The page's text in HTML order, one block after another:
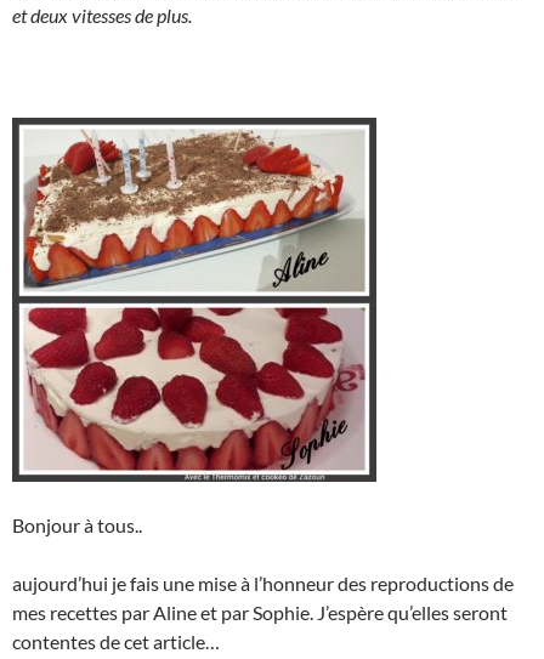
et deux vitesses de plus.
Bonjour à tous..
aujourd’hui je fais une mise à l’honneur des reproductions de
mes recettes par Aline et par Sophie. J’espère qu’elles seront
contentes de cet article…